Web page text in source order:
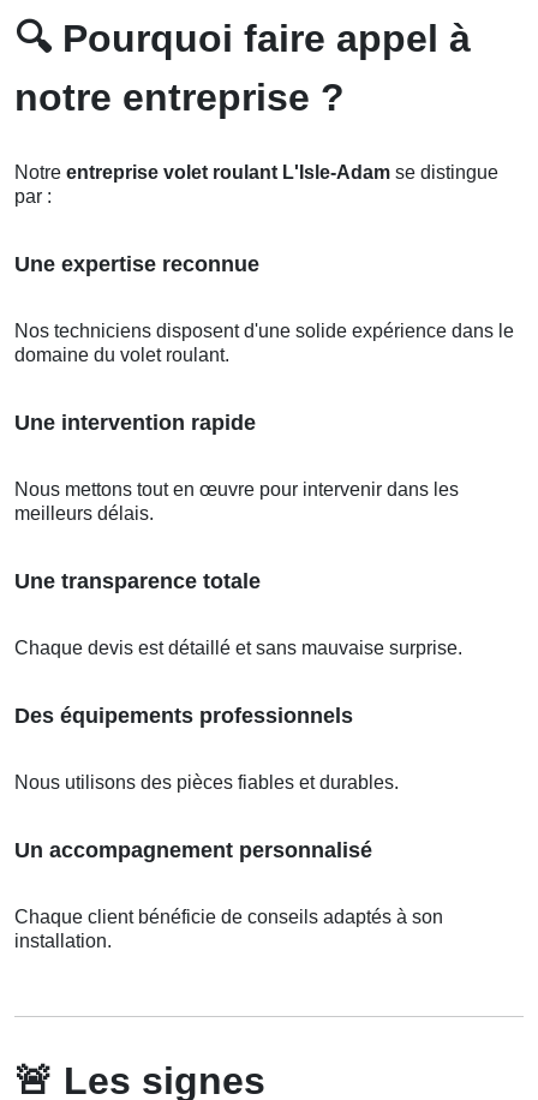
🔍 Pourquoi faire appel à
notre entreprise ?
Notre entreprise volet roulant L'Isle-Adam se distingue
par :
Une expertise reconnue
Nos techniciens disposent d'une solide expérience dans le
domaine du volet roulant.
Une intervention rapide
Nous mettons tout en œuvre pour intervenir dans les
meilleurs délais.
Une transparence totale
Chaque devis est détaillé et sans mauvaise surprise.
Des équipements professionnels
Nous utilisons des pièces fiables et durables.
Un accompagnement personnalisé
Chaque client bénéficie de conseils adaptés à son
installation.
🚨 Les signes